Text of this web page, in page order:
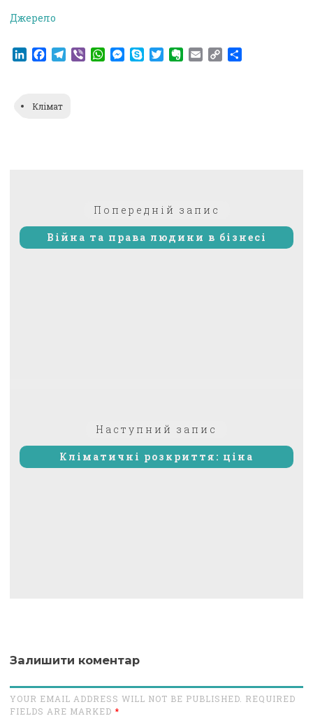
Джерело
LinkedIn
Facebook
Telegram
ViberWhatsApp
Messenger
SkypeTwitterEvernote
EmailCopy
Клімат
Попередній запис
Війна та права людини в бізнесі
Наступний запис
запис:
Кліматичні розкриття: ціна
Залишити коментар
YOUR EMAIL ADDRESS WILL NOT BE PUBLISHED. REQUIRED
FIELDS ARE MARKED *